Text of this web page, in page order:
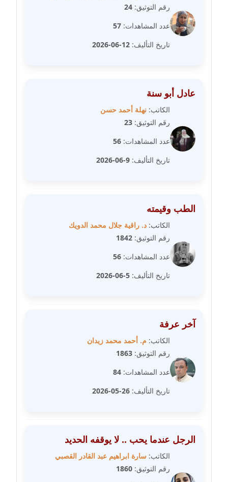
عاملة
مدونة رشا ماهر
عاملة
مدونة رشيد سبابو
عاملة
مدونة رفعت عراقي
مدونة رهام معلا
عاملة
مدونة ريهام الخميسي
عاملة
مدونة زينات مطاوع
عاملة
مدونة زينب حمدي
مدونة سارة ابراهيم
عاملة
مدونة سارة سعيد
رقم التوثيق: 24
عدد المشاهدات: 57
تاريخ التأليف: 12-06-2026
عادل أبو سنة
الكاتب: نهلة أحمد حسن
رقم التوثيق: 23
عدد المشاهدات: 56
تاريخ التأليف: 9-06-2026
الطب وقيمته
الكاتب: د. راقية جلال محمد الدويك
رقم التوثيق: 1842
عدد المشاهدات: 56
تاريخ التأليف: 5-06-2026
آخر عرفة
الكاتب: م. أحمد محمد زيدان
رقم التوثيق: 1863
عدد المشاهدات: 84
تاريخ التأليف: 26-05-2026
الرجل عندما يحب .. لا يوقفه الحديد
الكاتب: سارة ابراهيم عبد القادر القصبي
رقم التوثيق: 1860